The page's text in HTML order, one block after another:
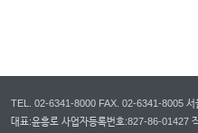
TEL. 02-6341-8000 FAX. 02-6341-8005 서
대표:윤흥로 사업자등록번호:827-86-01427